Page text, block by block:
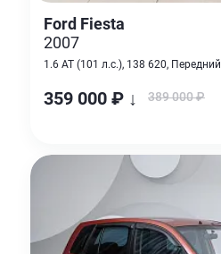
Ford Fiesta
2007
1.6 AT (101 л.с.), 138 620, Передний
359 000 ₽ ↓ 389 000 ₽